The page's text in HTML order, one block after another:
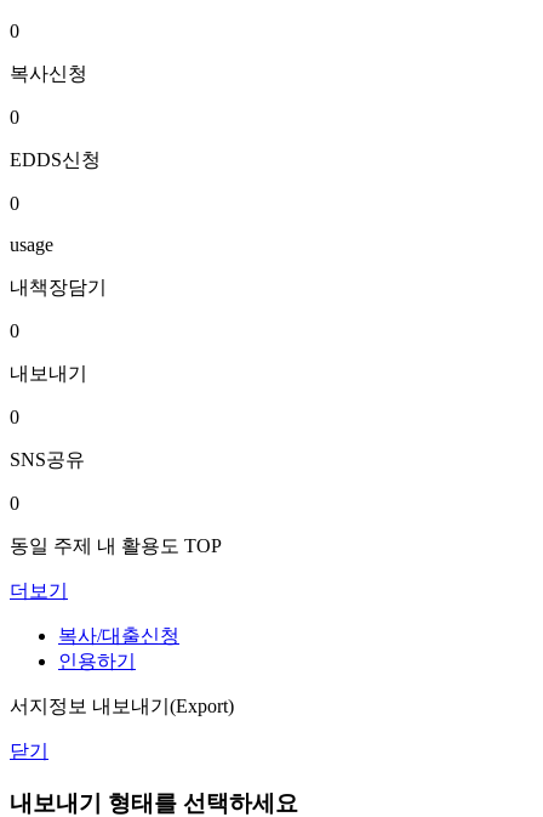
0
복사신청
0
EDDS신청
0
usage
내책장담기
0
내보내기
0
SNS공유
0
동일 주제 내 활용도 TOP
더보기
복사/대출신청
인용하기
서지정보 내보내기(Export)
닫기
내보내기 형태를 선택하세요